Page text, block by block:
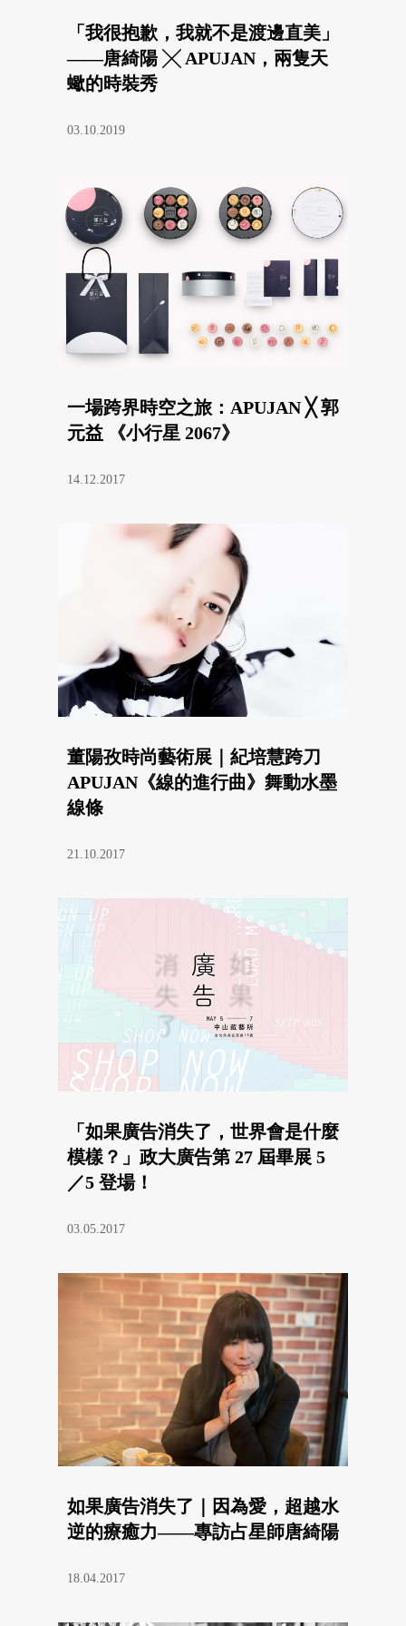
「我很抱歉，我就不是渡邊直美」
——唐綺陽 ╳ APUJAN，兩隻天
蠍的時裝秀
03.10.2019
一場跨界時空之旅：APUJAN ╳ 郭
元益 《小行星 2067》
14.12.2017
董陽孜時尚藝術展｜紀培慧跨刀
APUJAN《線的進行曲》舞動水墨
線條
21.10.2017
「如果廣告消失了，世界會是什麼
模樣？」政大廣告第 27 屆畢展 5
／5 登場！
03.05.2017
如果廣告消失了｜因為愛，超越水
逆的療癒力——專訪占星師唐綺陽
18.04.2017